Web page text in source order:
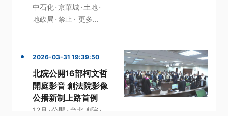
中石化·京華城· 土地·
地政局 ·禁止 · 更多...
2026-03-31 19:39:50
北院公開16部柯文哲
開庭影音 創法院影像
公播新制上路首例
12月 ·公開 · 台北地院 ·